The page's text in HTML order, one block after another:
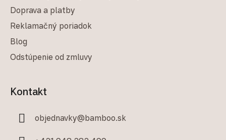
Doprava a platby
Reklamačný poriadok
Blog
Odstúpenie od zmluvy
Kontakt
objednavky@bamboo.sk